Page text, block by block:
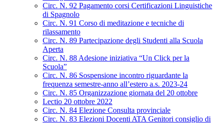
Circ. N. 92 Pagamento corsi Certificazioni Linguistiche
di Spagnolo
Circ. N. 91 Corso di meditazione e tecniche di
rilassamento
Circ. N. 89 Partecipazione degli Studenti alla Scuola
Aperta
Circ. N. 88 Adesione iniziativa “Un Click per la
Scuola”
Circ. N. 86 Sospensione incontro riguardante la
frequenza semestre-anno all’estero a.s. 2023-24
Circ. N. 85 Organizzazione giornata del 20 ottobre
Lectio 20 ottobre 2022
Circ. N. 84 Elezione Consulta provinciale
Circ. N. 83 Elezioni Docenti ATA Genitori consiglio di